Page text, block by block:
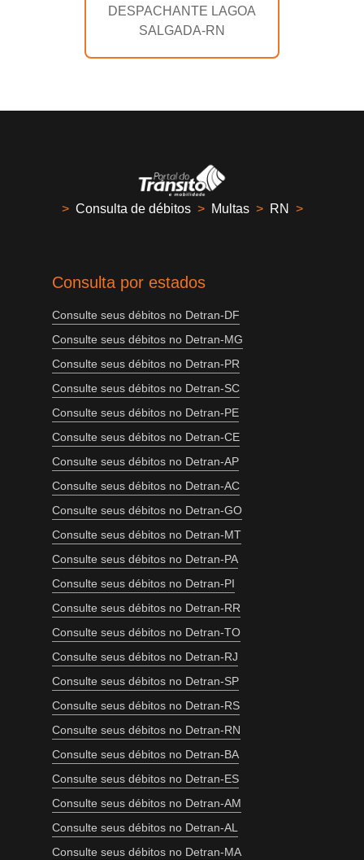
DESPACHANTE LAGOA
SALGADA-RN
> Consulta de débitos > Multas > RN >
Consulta por estados
Consulte seus débitos no Detran-DF
Consulte seus débitos no Detran-MG
Consulte seus débitos no Detran-PR
Consulte seus débitos no Detran-SC
Consulte seus débitos no Detran-PE
Consulte seus débitos no Detran-CE
Consulte seus débitos no Detran-AP
Consulte seus débitos no Detran-AC
Consulte seus débitos no Detran-GO
Consulte seus débitos no Detran-MT
Consulte seus débitos no Detran-PA
Consulte seus débitos no Detran-PI
Consulte seus débitos no Detran-RR
Consulte seus débitos no Detran-TO
Consulte seus débitos no Detran-RJ
Consulte seus débitos no Detran-SP
Consulte seus débitos no Detran-RS
Consulte seus débitos no Detran-RN
Consulte seus débitos no Detran-BA
Consulte seus débitos no Detran-ES
Consulte seus débitos no Detran-AM
Consulte seus débitos no Detran-AL
Consulte seus débitos no Detran-MA